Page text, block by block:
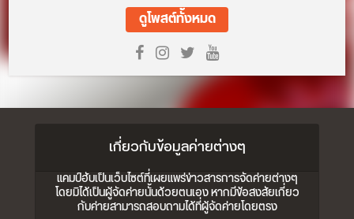
ดูโพสต์ทั้งหมด
เกี่ยวกับข้อมูลค่ายต่างๆ
แคมป์ฮับเป็นเว็บไซต์ที่เผยแพร่ข่าวสารการจัดค่ายต่างๆ
โดยมิได้เป็นผู้จัดค่ายนั้นด้วยตนเอง หากมีข้อสงสัยเกี่ยว
กับค่ายสามารถสอบถามได้ที่ผู้จัดค่ายโดยตรง